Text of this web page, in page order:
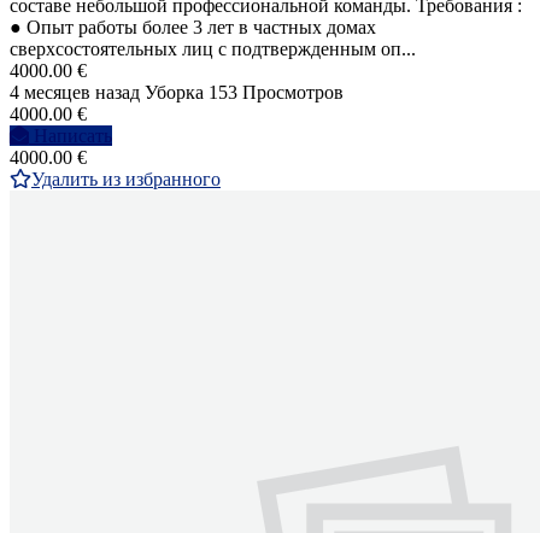
составе небольшой профессиональной команды. Требования :
● Опыт работы более 3 лет в частных домах
сверхсостоятельных лиц с подтвержденным оп...
4000.00 €
4 месяцев назад Уборка 153 Просмотров
4000.00 €
Написать
4000.00 €
Удалить из избранного